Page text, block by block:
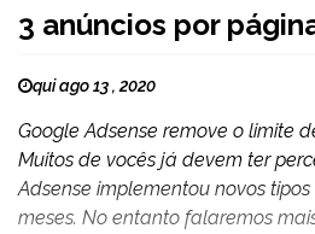
3 anúncios por
qui ago 13 , 2020
Google Adsense remove o limite
Muitos de vocês já devem ter
Adsense implementou novos
meses. No entanto falaremos